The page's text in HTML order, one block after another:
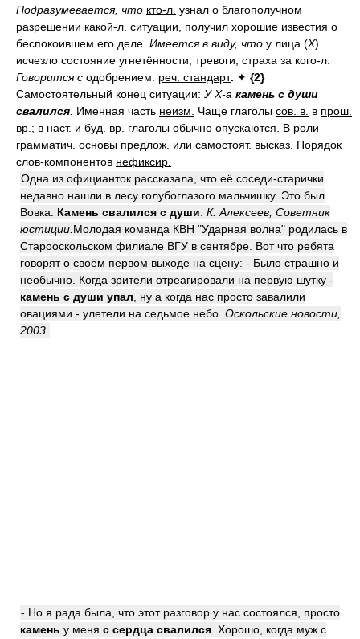
Подразумевается, что кто-л. узнал о благополучном
разрешении какой-л. ситуации, получил хорошие известия о
беспокоившем его деле. Имеется в виду, что у лица (X)
исчезло состояние угнетённости, тревоги, страха за кого-л.
Говорится с одобрением. реч. стандарт. ✦ {2}
Самостоятельный конец ситуации: У X-a камень с души
свалился Именная часть неизм. Чаще глаголы сов. в. в прош.
вр. ; в наст. и буд. вр. глаголы обычно опускаются.
В роли
грамматич. основы предлож. или самостоят. высказ. Порядок
слов-компонентов нефиксир.
Одна из официанток рассказала, что её соседи-старички
недавно нашли в лесу голубоглазого мальчишку. Это был
Вовка. Камень свалился с души К. Алексеев, Советник
юстиции. Молодая команда КВН "Ударная волна" родилась в
Старооскольском филиале ВГУ в сентябре. Вот что ребята
говорят о своём первом выходе на сцену: - Было страшно и
необычно. Когда зрители отреагировали на первую шутку -
камень с души упал , ну а когда нас просто завалили
овациями - улетели на седьмое небо. Оскольские новости,
2003.
- Но я рада была, что этот разговор у нас состоялся, просто
камень у меня с сердца свалился . Хорошо, когда муж с